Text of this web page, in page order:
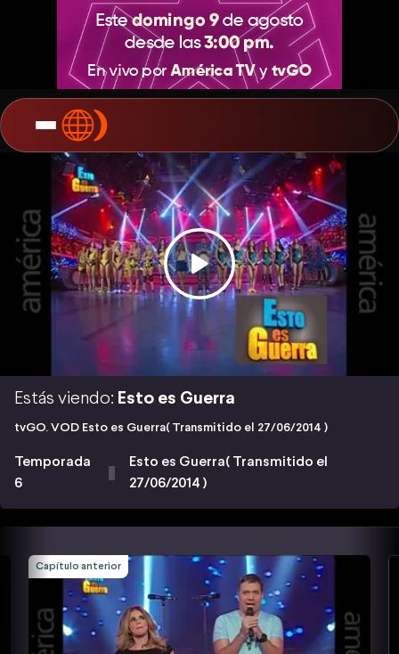
Estás viendo: Esto es Guerra
tvGO. VOD Esto es Guerra( Transmitido el 27/06/2014 )
Temporada
6
Esto es Guerra( Transmitido el
27/06/2014 )
Capítulo anterior